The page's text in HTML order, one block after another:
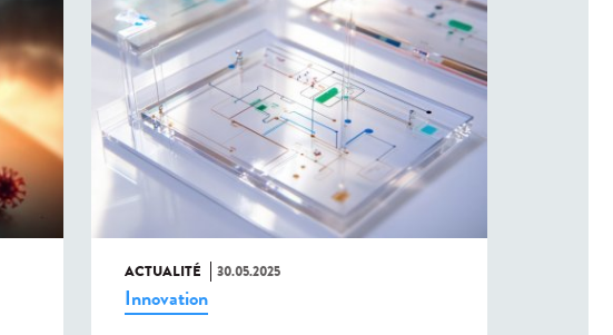
ACTUALITÉ 30.05.2025
Innovation